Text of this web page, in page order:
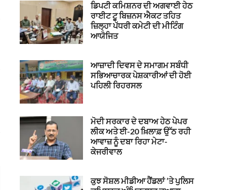
ਡਿਪਟੀ ਕਮਿਸ਼ਨਰ ਦੀ ਅਗਵਾਈ ਹੇਠ
ਰਾਈਟ ਟੂ ਬਿਜ਼ਨਸ ਐਕਟ ਤਹਿਤ
ਜ਼ਿਲ੍ਹਾ ਪੱਧਰੀ ਕਮੇਟੀ ਦੀ ਮੀਟਿੰਗ
ਆਯੋਜਿਤ
ਆਜ਼ਾਦੀ ਦਿਵਸ ਦੇ ਸਮਾਗਮ ਸਬੰਧੀ
ਸਭਿਆਚਾਰਕ ਪੇਸ਼ਕਾਰੀਆਂ ਦੀ ਹੋਈ
ਪਹਿਲੀ ਰਿਹਰਸਲ
ਮੋਦੀ ਸਰਕਾਰ ਦੇ ਦਬਾਅ ਹੇਠ ਪੇਪਰ
ਲੀਕ ਅਤੇ ਈ-20 ਖ਼ਿਲਾਫ਼ ਉੱਠ ਰਹੀ
ਆਵਾਜ਼ ਨੂੰ ਦਬਾ ਰਿਹਾ ਮੇਟਾ-
ਕੇਜਰੀਵਾਲ
ਕੁਝ ਸੋਸ਼ਲ ਮੀਡੀਆ ਹੈਂਡਲਾਂ ’ਤੇ ਪੁਲਿਸ